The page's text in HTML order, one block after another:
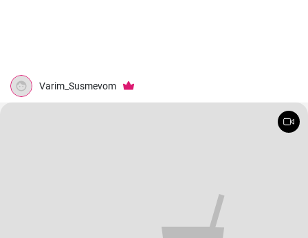
Varim_Susmevom